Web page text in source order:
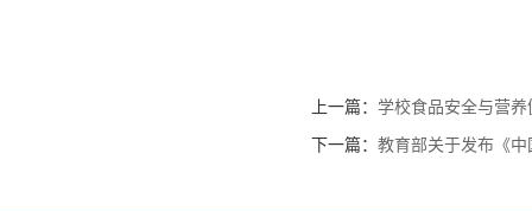
上一篇： 学校食品安全与营
下一篇： 教育部关于发布《